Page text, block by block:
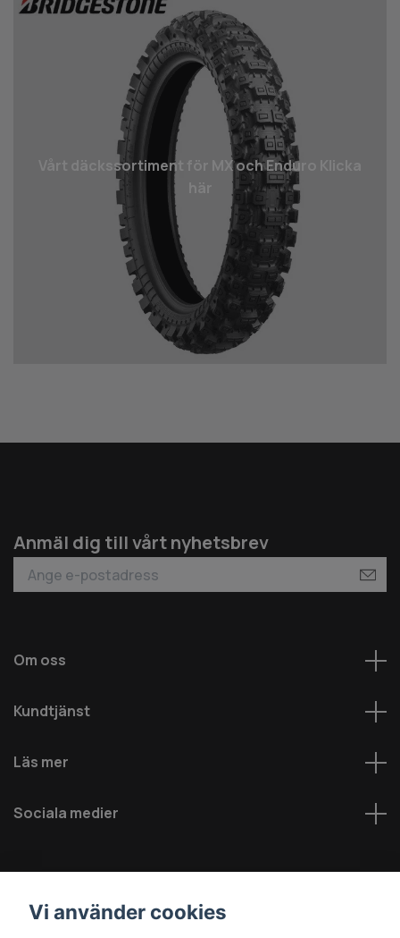
Vårt däcks­sortiment för MX och Enduro Klicka
Anmäl dig till vårt nyhetsbrev
Om oss
Kundtjänst
Läs mer
Sociala medier
Vi använder cookies